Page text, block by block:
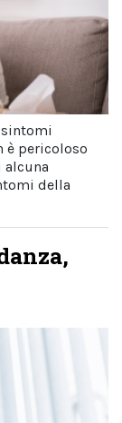
è pericoloso
della